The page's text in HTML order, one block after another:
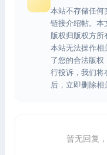
本站不存储任何
链接介绍帖。本
版权归版权方所
本站无法操作相
了您的合法版权
行投诉，我们将
后，立即删除相
暂无回复